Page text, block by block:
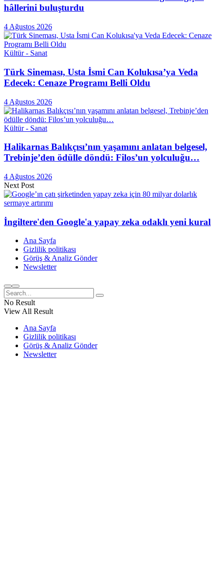
hâllerini buluşturdu
4 Ağustos 2026
Kültür - Sanat
Türk Sineması, Usta İsmi Can Kolukısa’ya Veda
Edecek: Cenaze Programı Belli Oldu
4 Ağustos 2026
Kültür - Sanat
Halikarnas Balıkçısı’nın yaşamını anlatan belgesel,
Trebinje’den ödülle döndü: Filos’un yolculuğu…
4 Ağustos 2026
Next Post
İngiltere'den Google'a yapay zeka odaklı yeni kural
Ana Sayfa
Gizlilik politikası
Görüş & Analiz Gönder
Newsletter
No Result
View All Result
Ana Sayfa
Gizlilik politikası
Görüş & Analiz Gönder
Newsletter